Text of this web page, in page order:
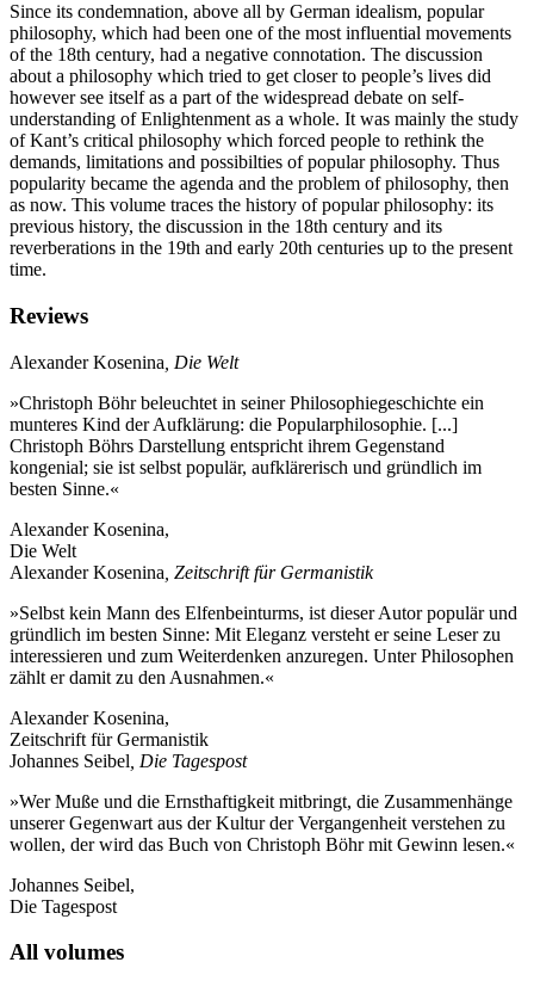
Since its condemnation, above all by German idealism, popular
philosophy, which had been one of the most influential movements
of the 18th century, had a negative connotation. The discussion
about a philosophy which tried to get closer to people’s lives did
however see itself as a part of the widespread debate on self-
understanding of Enlightenment as a whole. It was mainly the study
of Kant’s critical philosophy which forced people to rethink the
demands, limitations and possibilties of popular philosophy. Thus
popularity became the agenda and the problem of philosophy, then
as now. This volume traces the history of popular philosophy: its
previous history, the discussion in the 18th century and its
reverberations in the 19th and early 20th centuries up to the present
time.
Reviews
Alexander Kosenina , Die Welt
»Christoph Böhr beleuchtet in seiner Philosophiegeschichte ein
munteres Kind der Aufklärung: die Popularphilosophie. [...]
Christoph Böhrs Darstellung entspricht ihrem Gegenstand
kongenial; sie ist selbst populär, aufklärerisch und gründlich im
besten Sinne.«
Alexander Kosenina,
Die Welt
Alexander Kosenina , Zeitschrift für Germanistik
»Selbst kein Mann des Elfenbeinturms, ist dieser Autor populär und
gründlich im besten Sinne: Mit Eleganz versteht er seine Leser zu
interessieren und zum Weiterdenken anzuregen. Unter Philosophen
zählt er damit zu den Ausnahmen.«
Alexander Kosenina,
Zeitschrift für Germanistik
Johannes Seibel , Die Tagespost
»Wer Muße und die Ernsthaftigkeit mitbringt, die Zusammenhänge
unserer Gegenwart aus der Kultur der Vergangenheit verstehen zu
wollen, der wird das Buch von Christoph Böhr mit Gewinn lesen.«
Johannes Seibel,
Die Tagespost
All volumes